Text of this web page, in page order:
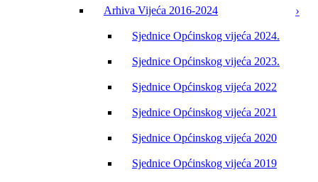
Arhiva Vijeća 2016-2024
Sjednice Općinskog vijeća 2024.
Sjednice Općinskog vijeća 2023.
Sjednice Općinskog vijeća 2022
Sjednice Općinskog vijeća 2021
Sjednice Općinskog vijeća 2020
Sjednice Općinskog vijeća 2019